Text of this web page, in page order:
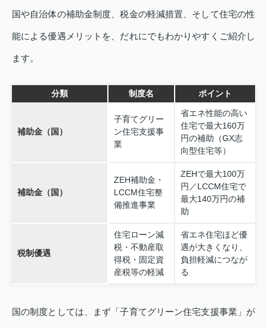
国や自治体の補助金制度、税金の軽減措置、そして住宅の性
能による優遇メリットを、だれにでもわかりやすくご紹介し
ます。
分類 制度名 ポイント
補助金（国）
子育てグリー
ン住宅支援事
業
省エネ性能の高い
住宅で最大160万
円の補助（GX志
向型住宅等）
補助金（国）
ZEH補助金・
LCCM住宅整
備推進事業
ZEHで最大100万
円／LCCM住宅で
最大140万円の補
助
税制優遇
住宅ローン減
税・不動産取
得税・固定資
産税等の軽減
省エネ住宅ほど優
遇が大きくなり、
負担軽減につなが
る
国の制度としては、まず「子育てグリーン住宅支援事業」が